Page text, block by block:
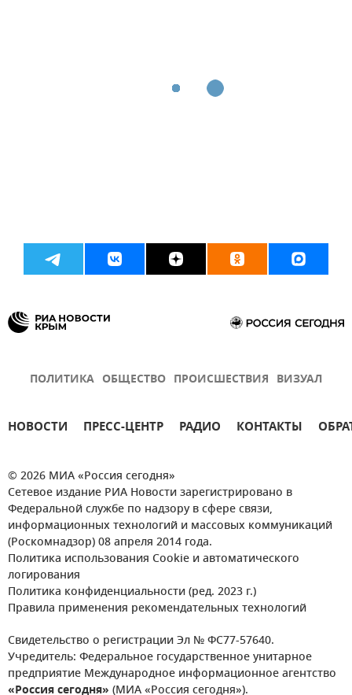
ПОЛИТИКА ОБЩЕСТВО ПРОИСШЕСТВИЯ ВИЗУАЛ
НОВОСТИ ПРЕСС-ЦЕНТР РАДИО КОНТАКТЫ
© 2026 МИА «Россия сегодня»
Сетевое издание РИА Новости зарегистрировано в
Федеральной службе по надзору в сфере связи,
информационных технологий и массовых коммуникаций
(Роскомнадзор) 08 апреля 2014 года.
Политика использования Cookie и автоматического
логирования
Политика конфиденциальности (ред. 2023 г.)
Правила применения рекомендательных технологий
Свидетельство о регистрации Эл № ФС77-57640.
Учредитель: Федеральное государственное унитарное
предприятие Международное информационное агентство
«Россия сегодня» (МИА «Россия сегодня»).